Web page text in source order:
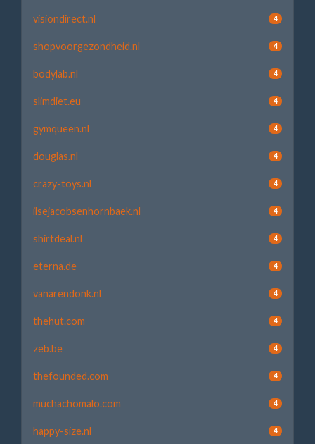
visiondirect.nl 4
shopvoorgezondheid.nl 4
bodylab.nl 4
slimdiet.eu 4
gymqueen.nl 4
douglas.nl 4
crazy-toys.nl 4
ilsejacobsenhornbaek.nl 4
shirtdeal.nl 4
eterna.de 4
vanarendonk.nl 4
thehut.com 4
zeb.be 4
thefounded.com 4
muchachomalo.com 4
happy-size.nl 4